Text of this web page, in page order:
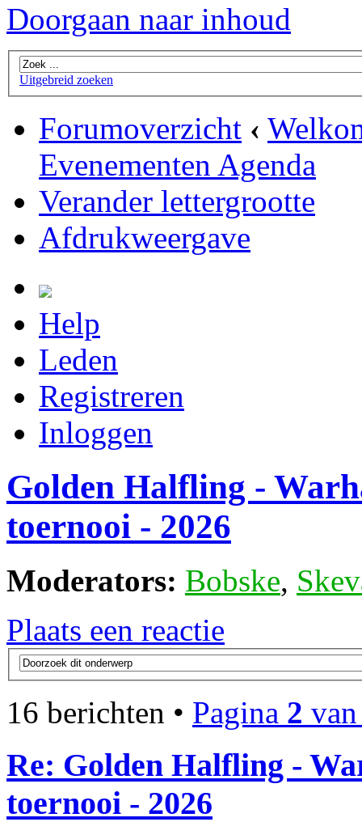
Doorgaan naar inhoud
Uitgebreid zoeken
Forumoverzicht ‹
Evenementen Agenda
Verander lettergrootte
Afdrukweergave
Help
Leden
Registreren
Inloggen
Golden Halfling -
toernooi - 2026
Moderators: Bobske,
Plaats een reactie
16 berichten • Pagina 2
Re: Golden Halfling -
toernooi - 2026